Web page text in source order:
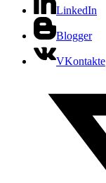
LinkedIn
Blogger
VKontakte